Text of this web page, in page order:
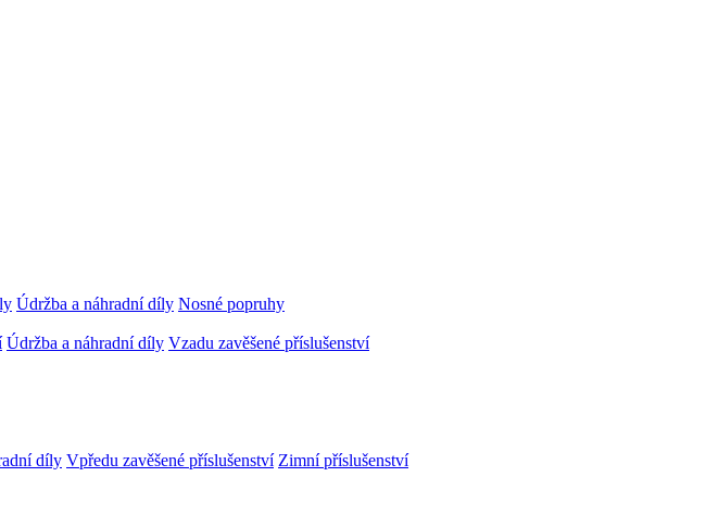
Údržba a náhradní díly Nosné popruhy
Údržba a náhradní díly Vzadu zavěšené příslušenství
díly Vpředu zavěšené příslušenství Zimní příslušenství